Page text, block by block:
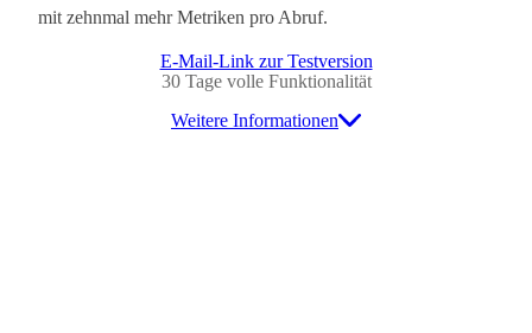
mit zehnmal mehr Metriken pro Abruf.
E-Mail-Link zur Testversion
30 Tage volle Funktionalität
Weitere Informationen